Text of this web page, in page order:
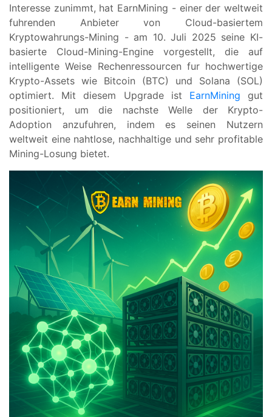
Interesse zunimmt, hat EarnMining - einer der weltweit
fuhrenden Anbieter von Cloud-basiertem
Kryptowahrungs-Mining - am 10. Juli 2025 seine KI-
basierte Cloud-Mining-Engine vorgestellt, die auf
intelligente Weise Rechenressourcen fur hochwertige
Krypto-Assets wie Bitcoin (BTC) und Solana (SOL)
optimiert. Mit diesem Upgrade ist EarnMining gut
positioniert, um die nachste Welle der Krypto-
Adoption anzufuhren, indem es seinen Nutzern
weltweit eine nahtlose, nachhaltige und sehr profitable
Mining-Losung bietet.